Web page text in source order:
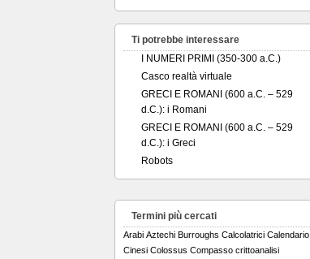
Ti potrebbe interessare
I NUMERI PRIMI (350-300 a.C.)
Casco realtà virtuale
GRECI E ROMANI (600 a.C. – 529
d.C.): i Romani
GRECI E ROMANI (600 a.C. – 529
d.C.): i Greci
Robots
Termini più cercati
Arabi Aztechi Burroughs Calcolatrici Calendario
Cinesi Colossus Compasso crittoanalisi